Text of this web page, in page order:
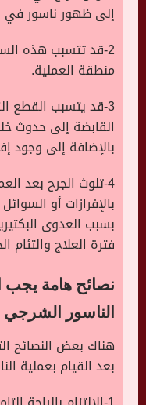
إلى ظهور ناسور
2-قد تتسبب هذه
منطقة العملية.
3-قد يتسبب القطع
القابضة إلى حدوث
بالإضافة إلى وجود
4-تلوث الجرح بعد
بالإفرازات أو
بسبب العدوى
فترة العلاج والتئام
نصائح هامة يجب
الناسور الشرجي
هناك بعض النصائح
بعد القيام بعملية